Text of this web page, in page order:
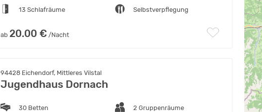
13 Schlafräume Selbstverpflegung
ab 20.00 € /Nacht
94428 Eichendorf, Mittleres Vilstal
Jugendhaus Dornach
30 Betten 2 Gruppenräume